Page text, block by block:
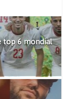
top 6 mondial